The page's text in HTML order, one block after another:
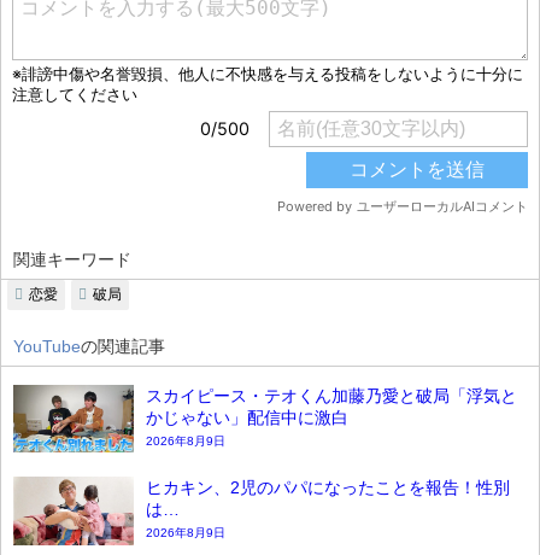
関連キーワード
恋愛 破局
YouTubeの関連記事
スカイピース・テオくん加藤乃愛と破局「浮気と
かじゃない」配信中に激白
2026年8月9日
ヒカキン、2児のパパになったことを報告！性別
は…
2026年8月9日